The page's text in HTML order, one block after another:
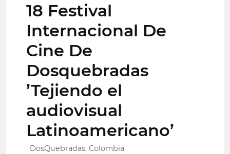
18 Festival
Internacional De
Cine De
Dosquebradas
’Tejiendo el
audiovisual
Latinoamericano’
DosQuebradas, Colombia